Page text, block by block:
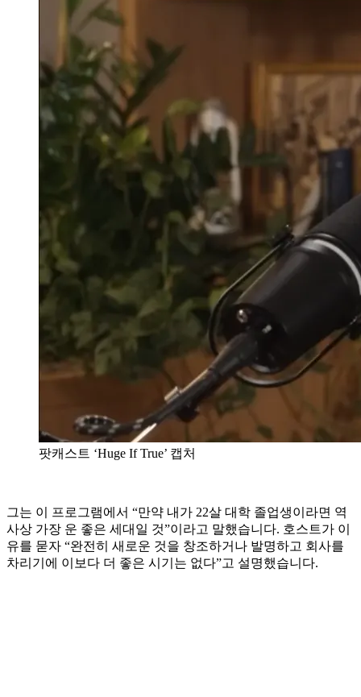
팟캐스트 ‘Huge If True’ 캡처
그는 이 프로그램에서 “만약 내가 22살 대학 졸업생이라면 역
사상 가장 운 좋은 세대일 것”이라고 말했습니다. 호스트가 이
유를 묻자 “완전히 새로운 것을 창조하거나 발명하고 회사를
차리기에 이보다 더 좋은 시기는 없다”고 설명했습니다.